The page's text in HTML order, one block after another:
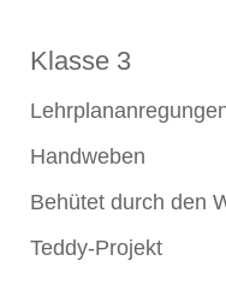
Klasse 3
Handweben
Behütet durch den
Teddy-Projekt